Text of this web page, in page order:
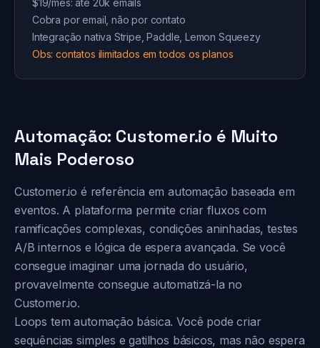
$19/mês: até 20k emails
Cobra por email, não por contato
Integração nativa Stripe, Paddle, Lemon Squeezy
Obs: contatos ilimitados em todos os planos
Automação: Customer.io é Muito
Mais Poderoso
Customer.io é referência em automação baseada em
eventos. A plataforma permite criar fluxos com
ramificações complexas, condições aninhadas, testes
A/B internos e lógica de espera avançada. Se você
consegue imaginar uma jornada do usuário,
provavelmente consegue automatizá-la no
Customer.io.
Loops tem automação básica. Você pode criar
sequências simples e gatilhos básicos, mas não espera